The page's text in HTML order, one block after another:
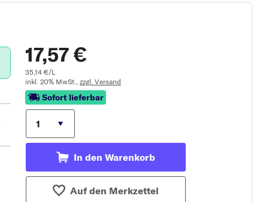
17,57 €
35,14 €/L
inkl. 20% MwSt., zzgl. Versand
Sofort lieferbar
In den Warenkorb
Auf den Merkzettel